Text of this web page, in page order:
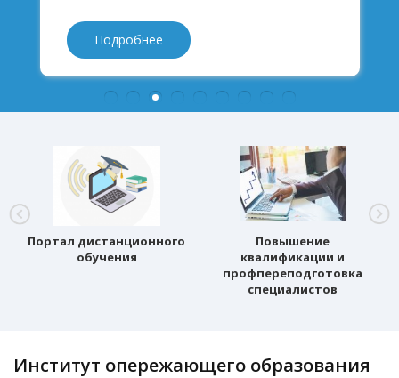
Подробнее
Портал дистанционного
обучения
Повышение
квалификации и
профпереподготовка
специалистов
Институт опережающего образования